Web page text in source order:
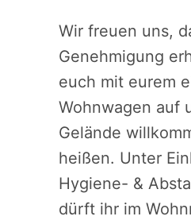
Wir freuen uns,
Genehmigung
euch mit eurem
Wohnwagen auf
Gelände
heißen. Unter
Hygiene- &
dürft ihr im